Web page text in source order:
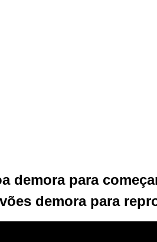
demora para
demora para